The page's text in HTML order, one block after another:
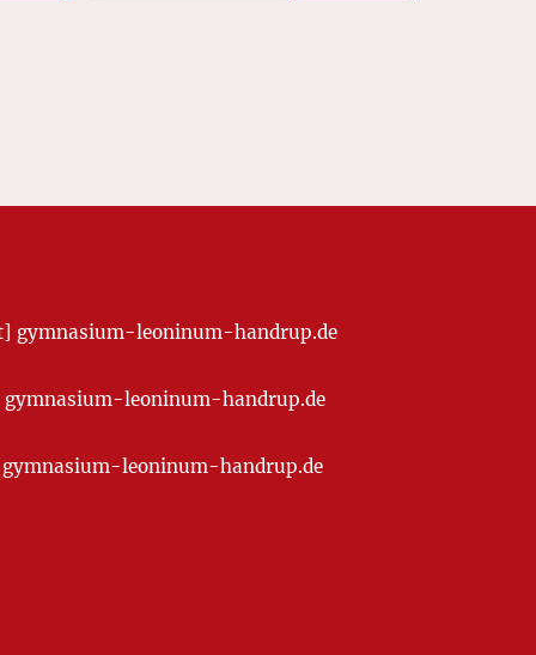
gymnasium-leoninum-handrup.de
leoninum-handrup.de
leoninum-handrup.de